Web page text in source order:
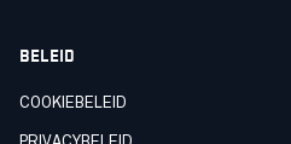
BELEID
COOKIEBELEID